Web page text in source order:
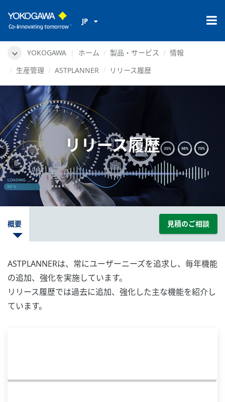
JP
YOKOGAWA ホーム 製品・サービス
情報
生産管理
ASTPLANNER リリース履歴
リリース履歴
概要 見積のご相談
ASTPLANNERは、常にユーザーニーズを追求し、毎年機能
の追加、強化を実施しています。
リリース履歴では過去に追加、強化した主な機能を紹介し
ています。